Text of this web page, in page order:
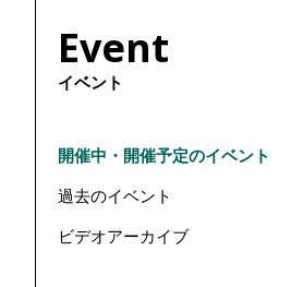
Event
イベント
開催中・開催予定のイベント
過去のイベント
ビデオアーカイブ